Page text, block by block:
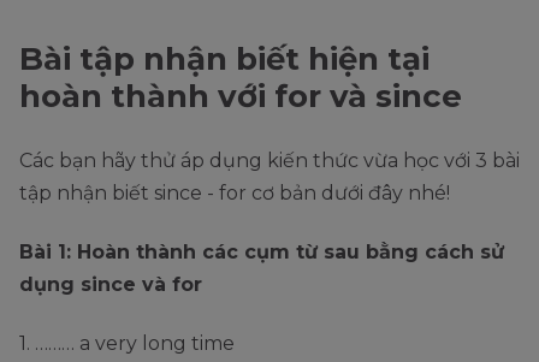
Bài tập nhận biết hiện tại
hoàn thành với for và since
Các bạn hãy thử áp dụng kiến thức vừa học với 3 bài
tập nhận biết since - for cơ bản dưới đây nhé!
Bài 1: Hoàn thành các cụm từ sau bằng cách sử
dụng since và for
1. ……… a very long time